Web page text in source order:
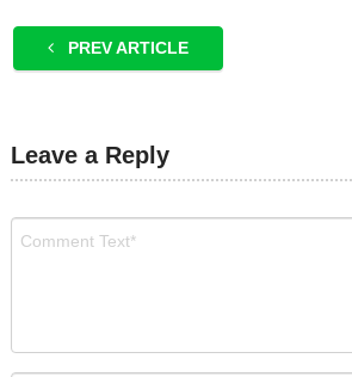
PREV ARTICLE
Leave a Reply